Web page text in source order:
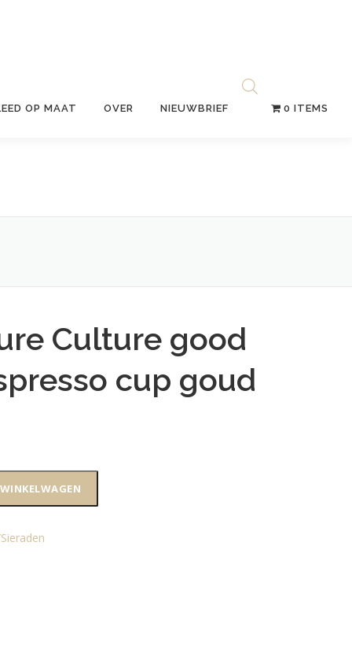
OP MAAT OVER NIEUWBRIEF 0 ITEMS
Culture good
cup goud